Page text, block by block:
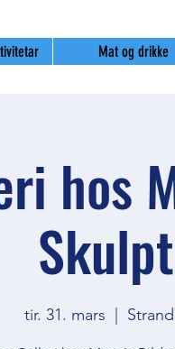
Mat og drikke
hos
tir. 31. mars